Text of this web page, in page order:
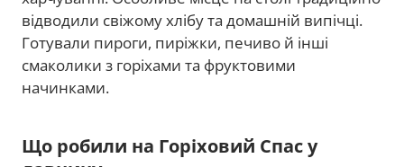
відводили свіжому хлібу та домашній випічці.
Готували пироги, пиріжки, печиво й інші
смаколики з горіхами та фруктовими
начинками.
Що робили на Горіховий Спас у